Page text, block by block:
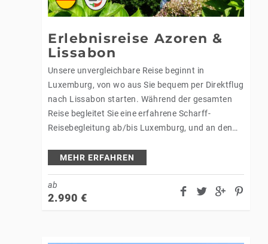
Erlebnisreise Azoren &
Lissabon
Unsere unvergleichbare Reise beginnt in
Luxemburg, von wo aus Sie bequem per Direktflug
nach Lissabon starten. Während der gesamten
Reise begleitet Sie eine erfahrene Scharff-
Reisebegleitung ab/bis Luxemburg, und an den
örtliche, deutschsprachige Reiseleiter zur Seite.…
MEHR ERFAHREN
ab
2.990 €